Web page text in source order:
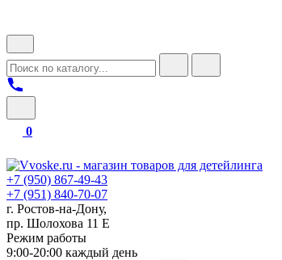
0
+7 (950) 867-49-43
+7 (951) 840-70-07
г. Ростов-на-Дону,
пр. Шолохова 11 Е
Режим работы
9:00-20:00 каждый день